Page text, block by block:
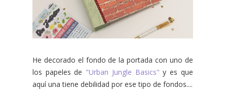
He decorado el fondo de la portada con uno de
los papeles de "Urban Jungle Basics" y es que
aquí una tiene debilidad por ese tipo de fondos....